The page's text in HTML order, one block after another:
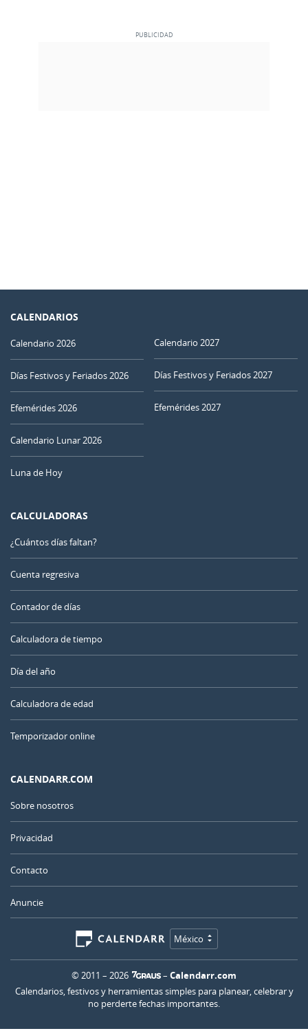
CALENDARIOS
Calendario 2026
Días Festivos y Feriados 2026
Efemérides 2026
Calendario Lunar 2026
Luna de Hoy
Calendario 2027
Días Festivos y Feriados 2027
Efemérides 2027
CALCULADORAS
¿Cuántos días faltan?
Cuenta regresiva
Contador de días
Calculadora de tiempo
Día del año
Calculadora de edad
Temporizador online
CALENDARR.COM
Sobre nosotros
Privacidad
Contacto
Anuncie
México
© 2011 – 2026 – Calendarr.com
Calendarios, festivos y herramientas simples para planear, celebrar y
no perderte fechas importantes.